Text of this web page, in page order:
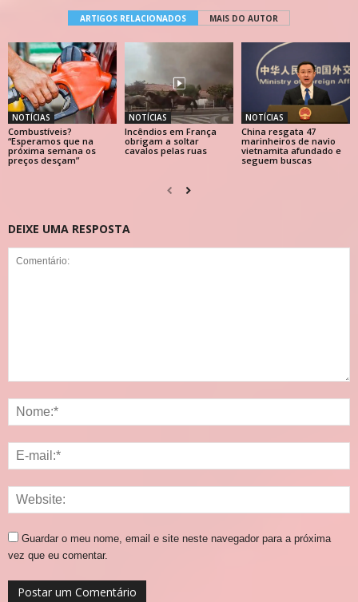
ARTIGOS RELACIONADOS MAIS DO AUTOR
NOTÍCIAS
Combustíveis?
“Esperamos que na
próxima semana os
preços desçam”
NOTÍCIAS
Incêndios em França
obrigam a soltar
cavalos pelas ruas
NOTÍCIAS
China resgata 47
marinheiros de navio
vietnamita afundado e
seguem buscas
DEIXE UMA RESPOSTA
Guardar o meu nome, email e site neste navegador para a próxima
vez que eu comentar.